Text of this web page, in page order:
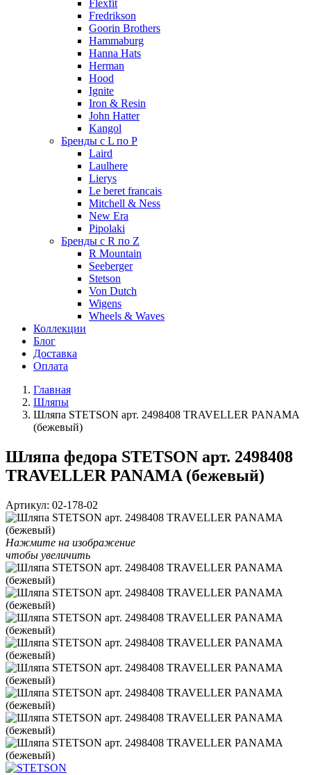
Flexfit
Fredrikson
Goorin Brothers
Hammaburg
Hanna Hats
Herman
Hood
Ignite
Iron & Resin
John Hatter
Kangol
Бренды с L по P
Laird
Laulhere
Lierys
Le beret francais
Mitchell & Ness
New Era
Pipolaki
Бренды с R по Z
R Mountain
Seeberger
Stetson
Von Dutch
Wigens
Wheels & Waves
Коллекции
Блог
Доставка
Оплата
Главная
Шляпы
Шляпа STETSON арт. 2498408 TRAVELLER PANAMA
(бежевый)
Шляпа федора STETSON арт. 2498408
TRAVELLER PANAMA (бежевый)
Артикул: 02-178-02
Нажмите на изображение
чтобы увеличить